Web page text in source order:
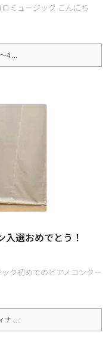
ミュージック こんにち
4 ...
入選おめでとう！
ク初めてのピアノコンクー
...